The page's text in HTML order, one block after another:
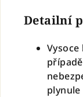
Detailní